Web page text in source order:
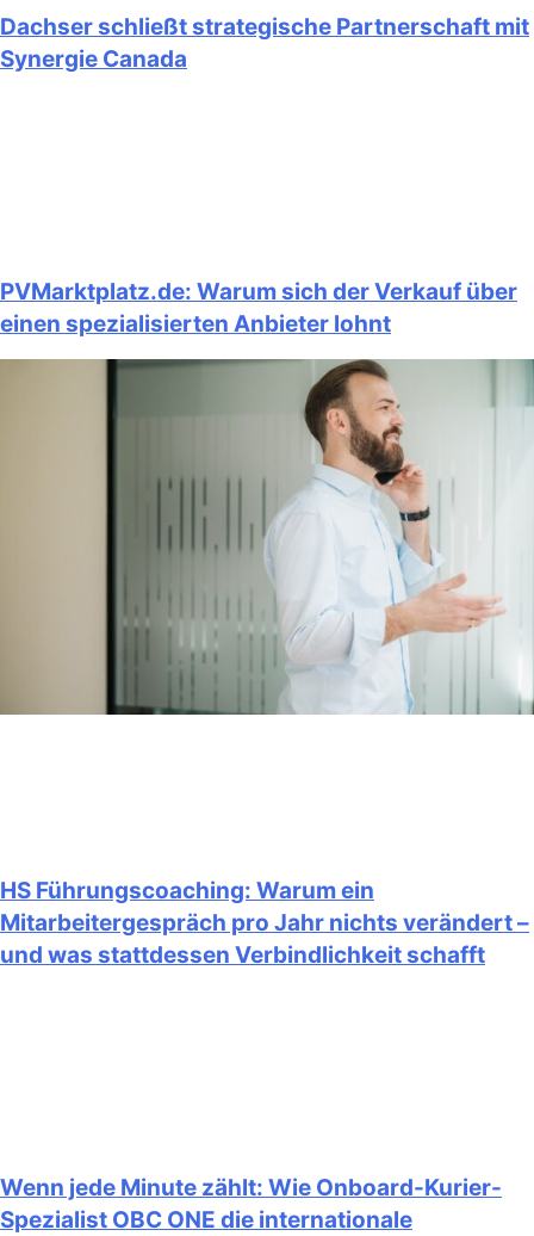
Dachser schließt strategische Partnerschaft mit
Synergie Canada
PVMarktplatz.de: Warum sich der Verkauf über
einen spezialisierten Anbieter lohnt
HS Führungscoaching: Warum ein
Mitarbeitergespräch pro Jahr nichts verändert –
und was stattdessen Verbindlichkeit schafft
Wenn jede Minute zählt: Wie Onboard-Kurier-
Spezialist OBC ONE die internationale